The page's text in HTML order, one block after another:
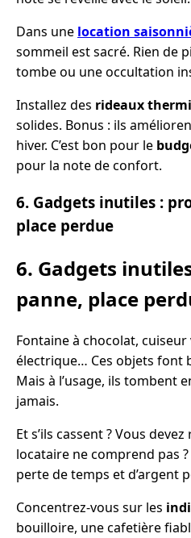
Dans une location
sommeil est sacré. Rien de
tombe ou une occultation
Installez des rideaux
solides. Bonus : ils
hiver. C’est bon pour le
pour la note de confort.
6. Gadgets inutiles :
place perdue
6. Gadgets
panne, place
Fontaine à chocolat,
électrique… Ces objets font
Mais à l’usage, ils tombent
jamais.
Et s’ils cassent ? Vous
locataire ne comprend pas
perte de temps et d’argent
Concentrez-vous sur les
bouilloire, une cafetière